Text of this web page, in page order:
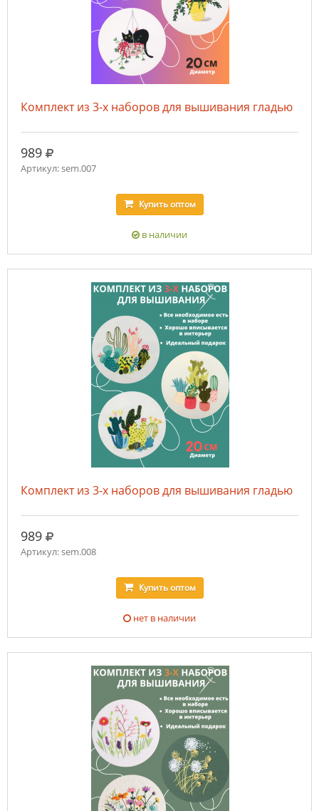
Комплект из 3-х наборов для вышивания гладью
989 руб.
Артикул: sem.007
Купитьоптом
в наличии
Комплект из 3-х наборов для вышивания гладью
989 руб.
Артикул: sem.008
Купитьоптом
нет в наличии